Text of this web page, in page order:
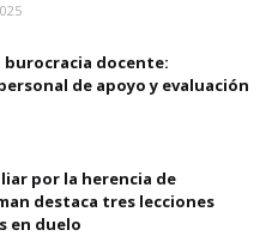
burocracia docente:
de apoyo y evaluación
por la herencia de
destaca tres lecciones
en duelo